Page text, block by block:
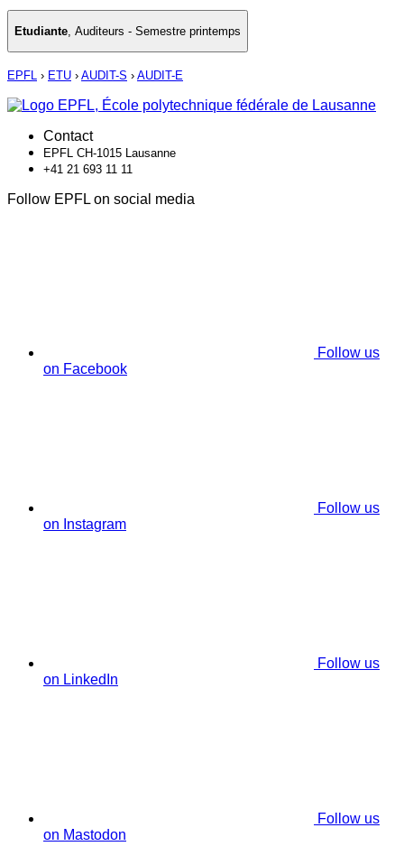
Etudiante, Auditeurs - Semestre printemps
EPFL › ETU › AUDIT-S › AUDIT-E
Contact
EPFL CH-1015 Lausanne
+41 21 693 11 11
Follow EPFL on social media
Follow us
on Facebook
Follow us
on Instagram
Follow us
on LinkedIn
Follow us
on Mastodon